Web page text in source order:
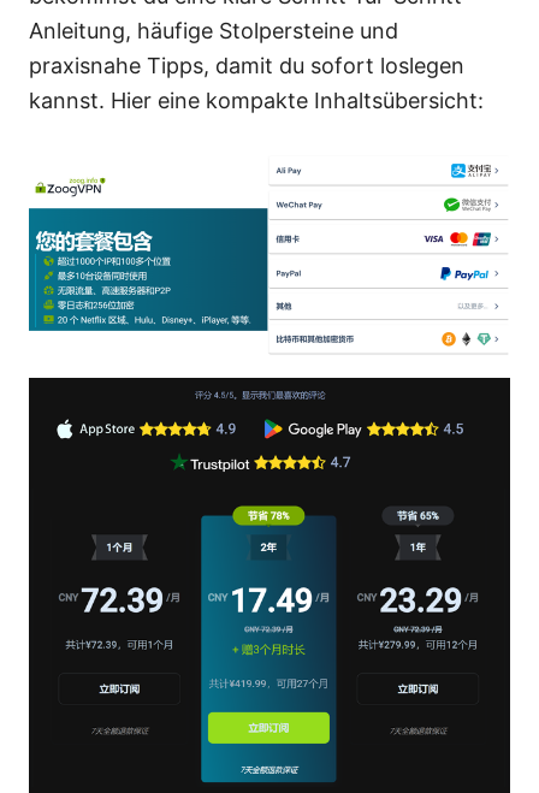
Anleitung, häufige Stolpersteine und
praxisnahe Tipps, damit du sofort loslegen
kannst. Hier eine kompakte Inhaltsübersicht: